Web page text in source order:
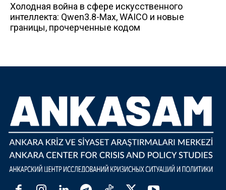
Холодная война в сфере искусственного
интеллекта: Qwen3.8-Max, WAICO и новые
границы, прочерченные кодом